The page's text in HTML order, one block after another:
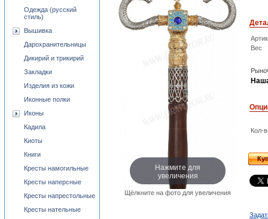
Нажмите для
увеличения
Щёлкните на фото для увеличения
Вес
Кол-
Одежда (русский
стиль)
Вышивка
Дарохранительницы
Дикирий и трикирий
Закладки
Изделия из кожи
Иконные полки
Иконы
Кадила
Киоты
Книги
Кресты намогильные
Кресты наперсные
Кресты напрестольные
Кресты нательные